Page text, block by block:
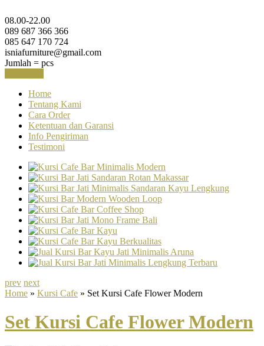
08.00-22.00
089 687 366 366
085 647 170 724
isniafurniture@gmail.com
Jumlah = pcs
Home
Tentang Kami
Cara Order
Ketentuan dan Garansi
Info Pengiriman
Testimoni
prev next
Home » Kursi Cafe » Set Kursi Cafe Flower Modern
Set Kursi Cafe Flower Modern